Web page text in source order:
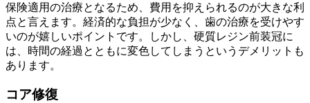
保険適用の治療となるため、費用を抑えられるのが大きな利
点と言えます。経済的な負担が少なく、歯の治療を受けやす
いのが嬉しいポイントです。しかし、硬質レジン前装冠に
は、時間の経過とともに変色してしまうというデメリットも
あります。
コア修復